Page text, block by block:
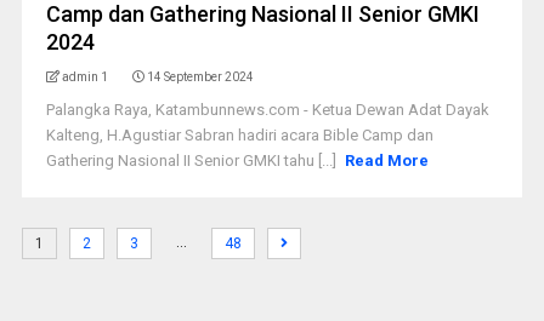
Camp dan Gathering Nasional II Senior GMKI
2024
admin 1 14 September 2024
Palangka Raya, Katambunnews.com - Ketua Dewan Adat Dayak
Kalteng, H.Agustiar Sabran hadiri acara Bible Camp dan
Gathering Nasional II Senior GMKI tahu [...]
Read More
1 2 3 … 48